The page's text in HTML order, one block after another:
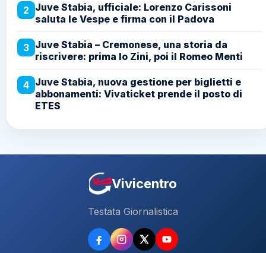
2 Juve Stabia, ufficiale: Lorenzo Carissoni
saluta le Vespe e firma con il Padova
3 Juve Stabia – Cremonese, una storia da
riscrivere: prima lo Zini, poi il Romeo Menti
4 Juve Stabia, nuova gestione per biglietti e
abbonamenti: Vivaticket prende il posto di
ETES
Vivicentro
Testata Giornalistica